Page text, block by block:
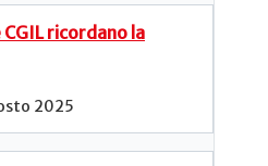
ricordano la
2025